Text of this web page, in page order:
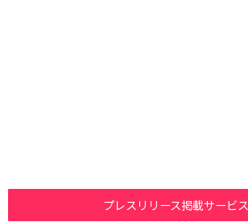
プレスリリース掲載サービス